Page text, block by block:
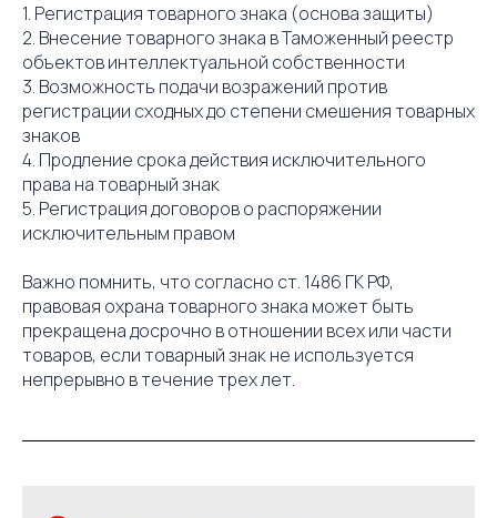
1. Регистрация товарного знака (основа защиты)
2. Внесение товарного знака в Таможенный реестр
объектов интеллектуальной собственности
3. Возможность подачи возражений против
регистрации сходных до степени смешения товарных
знаков
4. Продление срока действия исключительного
права на товарный знак
5. Регистрация договоров о распоряжении
исключительным правом
Важно помнить, что согласно ст. 1486 ГК РФ,
правовая охрана товарного знака может быть
прекращена досрочно в отношении всех или части
товаров, если товарный знак не используется
непрерывно в течение трех лет.